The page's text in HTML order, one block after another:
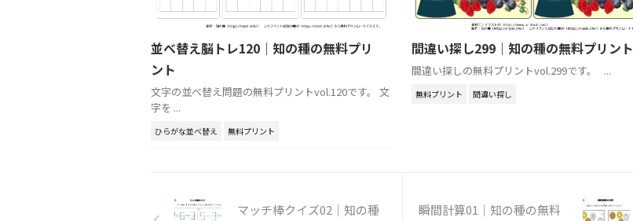
並べ替え脳トレ120｜知の種の無料プリ
ント
文字の並べ替え問題の無料プリントvol.120です。 文
字を ...
ひらがな並べ替え 無料プリント
間違い探し299｜知の種の無料プリント
間違い探しの無料プリントvol.299です。 ...
無料プリント 間違い探し
マッチ棒クイズ02｜知の種
瞬間計算01｜知の種の無料